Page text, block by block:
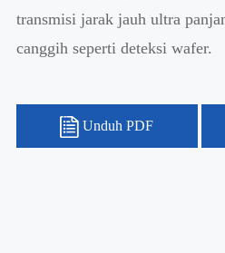
transmisi jarak jauh ultra
canggih seperti deteksi wafer.
Unduh PDF